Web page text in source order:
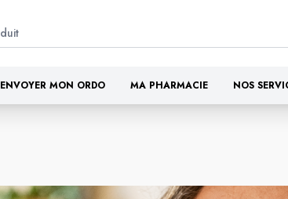
ENVOYER MON ORDO MA PHARMACIE NOS